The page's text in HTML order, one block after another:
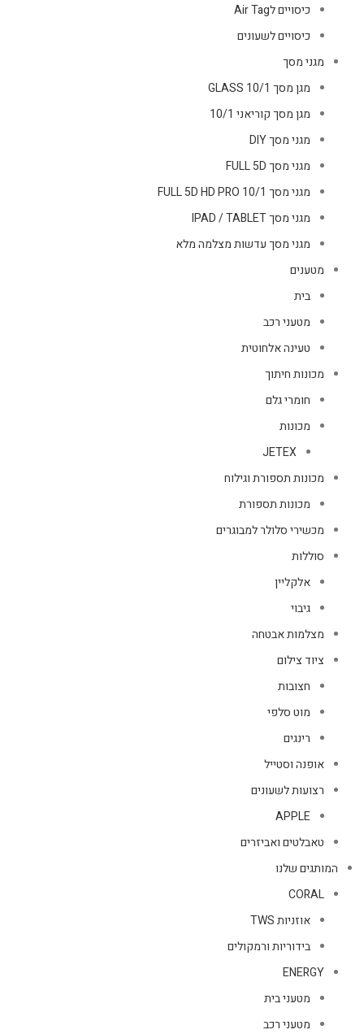
כיסויים לAir Tag
כיסויים לשעונים
מגני מסך
מגן מסך GLASS 10/1
מגן מסך קוריאני 10/1
מגני מסך DIY
מגני מסך FULL 5D
מגני מסך FULL 5D HD PRO 10/1
מגני מסך IPAD / TABLET
מגני מסך עדשות מצלמה מלא
מטענים
בית
מטעני רכב
טעינה אלחוטית
מכונות חיתוך
חומרי גלם
מכונות
JETEX
מכונות תספורת וגילוח
מכונות תספורת
מכשירי סלולר למבוגרים
סוללות
אלקליין
גיבוי
מצלמות אבטחה
ציוד צילום
חצובות
מוט סלפי
רינגים
אופנה וסטייל
רצועות לשעונים
APPLE
טאבלטים ואביזרים
המותגים שלנו
CORAL
אוזניות TWS
בידוריות ורמקולים
ENERGY
מטעני בית
מטעני רכב